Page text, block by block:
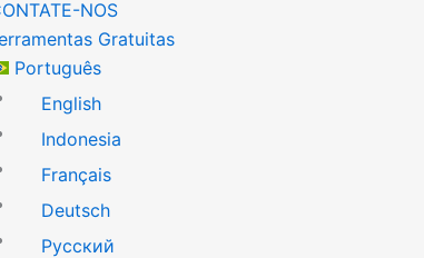
NOS
Gratuitas
Português
English
Indonesia
Français
Deutsch
Русский